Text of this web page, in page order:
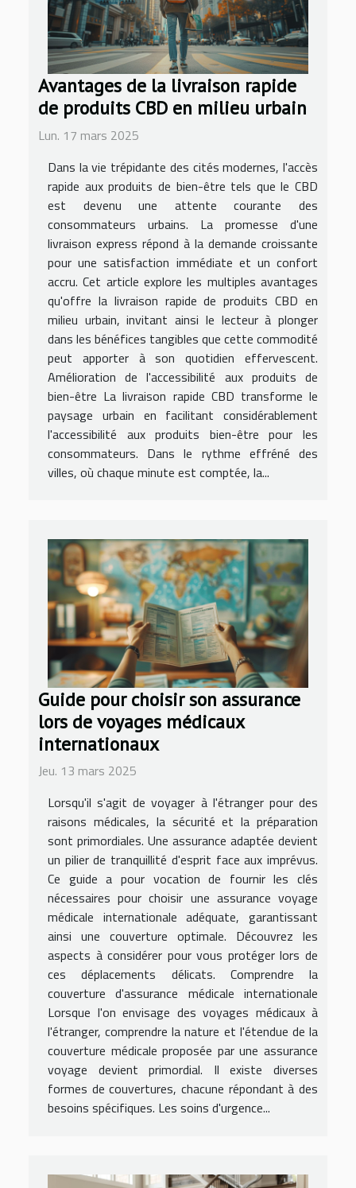
Avantages de la livraison rapide
de produits CBD en milieu urbain
Lun. 17 mars 2025
Dans la vie trépidante des cités modernes, l'accès
rapide aux produits de bien-être tels que le CBD
est devenu une attente courante des
consommateurs urbains. La promesse d'une
livraison express répond à la demande croissante
pour une satisfaction immédiate et un confort
accru. Cet article explore les multiples avantages
qu'offre la livraison rapide de produits CBD en
milieu urbain, invitant ainsi le lecteur à plonger
dans les bénéfices tangibles que cette commodité
peut apporter à son quotidien effervescent.
Amélioration de l'accessibilité aux produits de
bien-être La livraison rapide CBD transforme le
paysage urbain en facilitant considérablement
l'accessibilité aux produits bien-être pour les
consommateurs. Dans le rythme effréné des
villes, où chaque minute est comptée, la...
Guide pour choisir son assurance
lors de voyages médicaux
internationaux
Jeu. 13 mars 2025
Lorsqu'il s'agit de voyager à l'étranger pour des
raisons médicales, la sécurité et la préparation
sont primordiales. Une assurance adaptée devient
un pilier de tranquillité d'esprit face aux imprévus.
Ce guide a pour vocation de fournir les clés
nécessaires pour choisir une assurance voyage
médicale internationale adéquate, garantissant
ainsi une couverture optimale. Découvrez les
aspects à considérer pour vous protéger lors de
ces déplacements délicats. Comprendre la
couverture d'assurance médicale internationale
Lorsque l'on envisage des voyages médicaux à
l'étranger, comprendre la nature et l'étendue de la
couverture médicale proposée par une assurance
voyage devient primordial. Il existe diverses
formes de couvertures, chacune répondant à des
besoins spécifiques. Les soins d'urgence...